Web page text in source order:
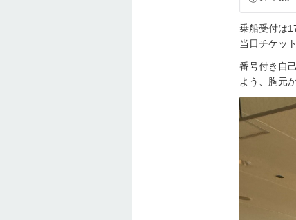
乗船受付は
当日チケッ
番号付き自
よう、胸元